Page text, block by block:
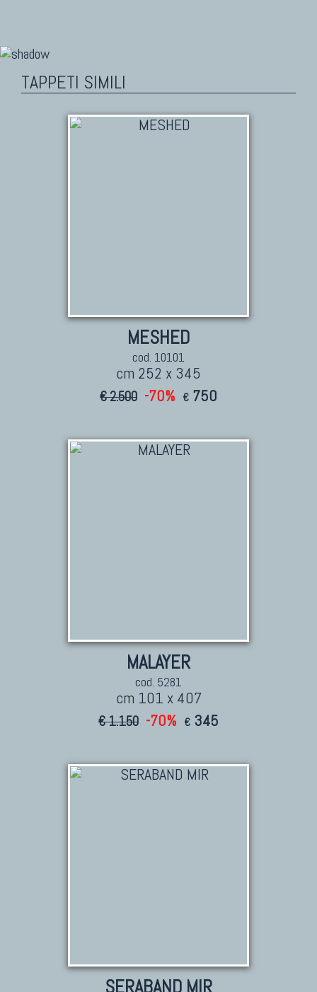
TAPPETI SIMILI
MESHED
cod. 10101
cm 252 x 345
€ 2.500 -70% € 750
MALAYER
cod. 5281
cm 101 x 407
€ 1.150 -70% € 345